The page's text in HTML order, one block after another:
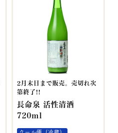
2月末日まで販売。売切れ次
第終了!!
長命泉 活性清酒
720ml